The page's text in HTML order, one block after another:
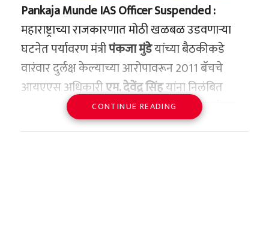
Pankaja Munde IAS Officer Suspended :
महाराष्ट्राच्या राजकारणात मोठी खळबळ उडवणाऱ्या
घटनेत पर्यावरण मंत्रीपंकजा मुंडेयांच्या बैठकीकडे
वारंवार दुर्लक्ष केल्याच्या आरोपावरून 2011 बॅचचे
आयएएस अधिकारीएम. देवेंद्र सिंहयांना निलंबित
करण्यात आले आहे. तेमहाराष्ट्र प्रदूषण नियंत्रण मंडळ
(MPCB) चे सदस्य सचिव म्हणून कार्यरत होते.
CONTINUE READING